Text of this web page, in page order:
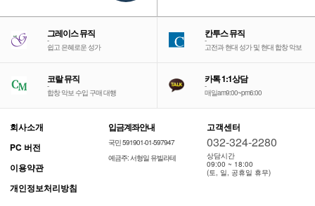
그레이스 뮤직
-
쉽고 은혜로운 성가
칸투스 뮤직
-
고전과 현대 성가 및 현대 합창 악보
코랄 뮤직
-
합창 악보 수입 구매 대행
카톡 1:1상담
-
매일am9:00~pm6:00
회사소개
PC 버전
이용약관
개인정보처리방침
입금계좌안내
국민 591901-01-597947
예금주: 서형일 유빌라테
고객센터
032-324-2280
상담시간
09:00 ~ 18:00
(토, 일, 공휴일 휴무)